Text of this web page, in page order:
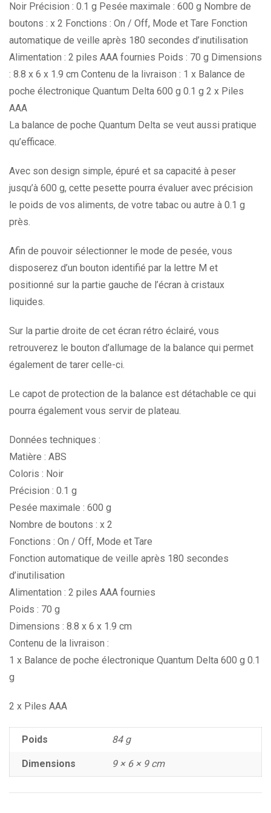
Noir Précision : 0.1 g Pesée maximale : 600 g Nombre de
boutons : x 2 Fonctions : On / Off, Mode et Tare Fonction
automatique de veille après 180 secondes d’inutilisation
Alimentation : 2 piles AAA fournies Poids : 70 g Dimensions
: 8.8 x 6 x 1.9 cm Contenu de la livraison : 1 x Balance de
poche électronique Quantum Delta 600 g 0.1 g 2 x Piles
AAA
La balance de poche Quantum Delta se veut aussi pratique
qu’efficace.
Avec son design simple, épuré et sa capacité à peser
jusqu’à 600 g, cette pesette pourra évaluer avec précision
le poids de vos aliments, de votre tabac ou autre à 0.1 g
près.
Afin de pouvoir sélectionner le mode de pesée, vous
disposerez d’un bouton identifié par la lettre M et
positionné sur la partie gauche de l’écran à cristaux
liquides.
Sur la partie droite de cet écran rétro éclairé, vous
retrouverez le bouton d’allumage de la balance qui permet
également de tarer celle-ci.
Le capot de protection de la balance est détachable ce qui
pourra également vous servir de plateau.
Données techniques :
Matière : ABS
Coloris : Noir
Précision : 0.1 g
Pesée maximale : 600 g
Nombre de boutons : x 2
Fonctions : On / Off, Mode et Tare
Fonction automatique de veille après 180 secondes
d’inutilisation
Alimentation : 2 piles AAA fournies
Poids : 70 g
Dimensions : 8.8 x 6 x 1.9 cm
Contenu de la livraison :
1 x Balance de poche électronique Quantum Delta 600 g 0.1
g
2 x Piles AAA
Poids 84 g
Dimensions 9 × 6 × 9 cm